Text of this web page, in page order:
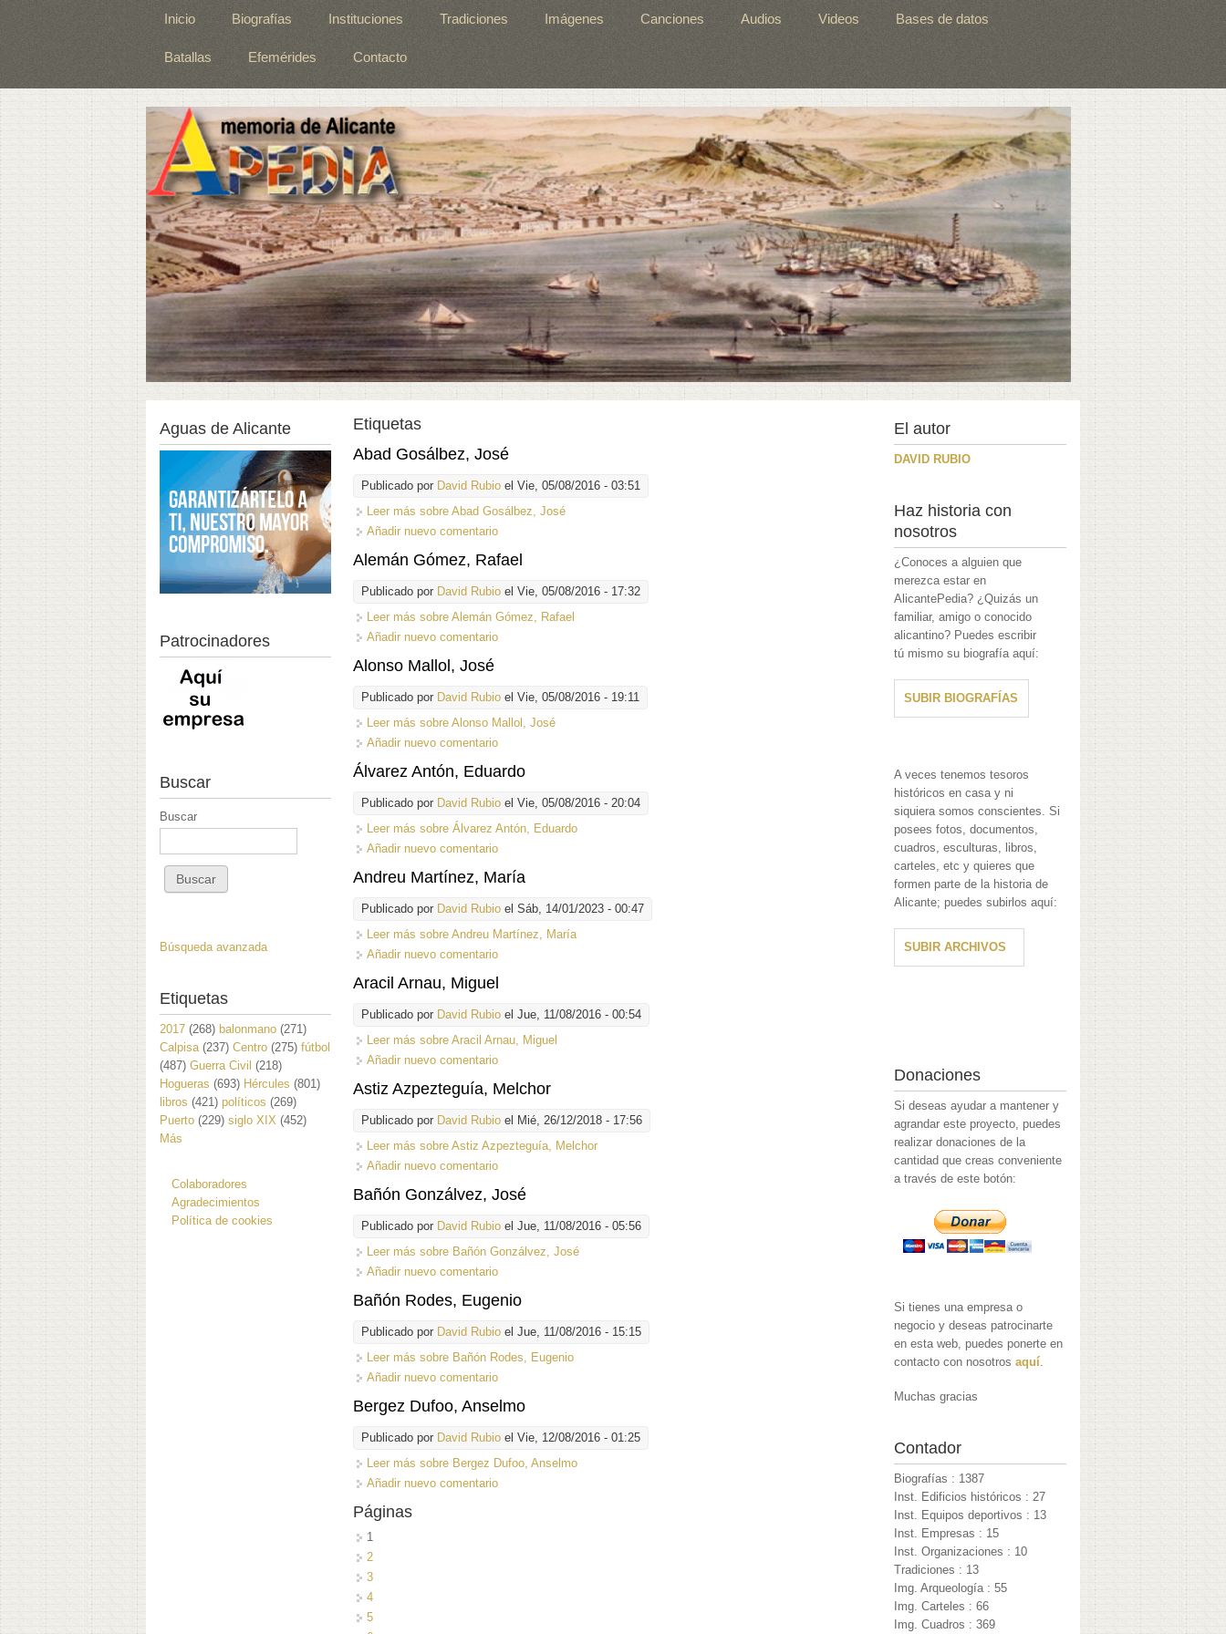
Inicio Biografías Instituciones Tradiciones Imágenes Canciones Audios Videos Bases de datos
Batallas Efemérides Contacto
Etiquetas
Abad Gosálbez, José
Publicado por David Rubio el Vie, 05/08/2016 - 03:51
Leer más sobre Abad Gosálbez, José
Añadir nuevo comentario
Alemán Gómez, Rafael
Publicado por David Rubio el Vie, 05/08/2016 - 17:32
Leer más sobre Alemán Gómez, Rafael
Añadir nuevo comentario
Alonso Mallol, José
Publicado por David Rubio el Vie, 05/08/2016 - 19:11
Leer más sobre Alonso Mallol, José
Añadir nuevo comentario
Álvarez Antón, Eduardo
Publicado por David Rubio el Vie, 05/08/2016 - 20:04
Leer más sobre Álvarez Antón, Eduardo
Añadir nuevo comentario
Andreu Martínez, María
Publicado por David Rubio el Sáb, 14/01/2023 - 00:47
Leer más sobre Andreu Martínez, María
Añadir nuevo comentario
Aracil Arnau, Miguel
Publicado por David Rubio el Jue, 11/08/2016 - 00:54
Leer más sobre Aracil Arnau, Miguel
Añadir nuevo comentario
Astiz Azpezteguía, Melchor
Publicado por David Rubio el Mié, 26/12/2018 - 17:56
Leer más sobre Astiz Azpezteguía, Melchor
Añadir nuevo comentario
Bañón Gonzálvez, José
Publicado por David Rubio el Jue, 11/08/2016 - 05:56
Leer más sobre Bañón Gonzálvez, José
Añadir nuevo comentario
Bañón Rodes, Eugenio
Publicado por David Rubio el Jue, 11/08/2016 - 15:15
Leer más sobre Bañón Rodes, Eugenio
Añadir nuevo comentario
Bergez Dufoo, Anselmo
Publicado por David Rubio el Vie, 12/08/2016 - 01:25
Leer más sobre Bergez Dufoo, Anselmo
Añadir nuevo comentario
Páginas
1
2
3
4
5
Aguas de Alicante
Patrocinadores
Buscar
Buscar
Búsqueda avanzada
Etiquetas
2017 (268) balonmano (271)
Calpisa (237) Centro (275) fútbol
(487) Guerra Civil (218)
Hogueras (693) Hércules (801)
libros (421) políticos (269)
Puerto (229) siglo XIX (452)
Más
Colaboradores
Agradecimientos
Política de cookies
El autor
DAVID RUBIO
Haz historia con
nosotros
¿Conoces a alguien que
merezca estar en
AlicantePedia? ¿Quizás un
familiar, amigo o conocido
alicantino? Puedes escribir
tú mismo su biografía aquí:
SUBIR BIOGRAFÍAS
A veces tenemos tesoros
históricos en casa y ni
siquiera somos conscientes. Si
posees fotos, documentos,
cuadros, esculturas, libros,
carteles, etc y quieres que
formen parte de la historia de
Alicante; puedes subirlos aquí:
SUBIR ARCHIVOS
Donaciones
Si deseas ayudar a mantener y
agrandar este proyecto, puedes
realizar donaciones de la
cantidad que creas conveniente
a través de este botón:
Si tienes una empresa o
negocio y deseas patrocinarte
en esta web, puedes ponerte en
contacto con nosotrosaquí.
Muchas gracias
Contador
Biografías : 1387
Inst. Edificios históricos : 27
Inst. Equipos deportivos : 13
Inst. Empresas : 15
Inst. Organizaciones : 10
Tradiciones : 13
Img. Arqueología : 55
Img. Carteles : 66
Img. Cuadros : 369